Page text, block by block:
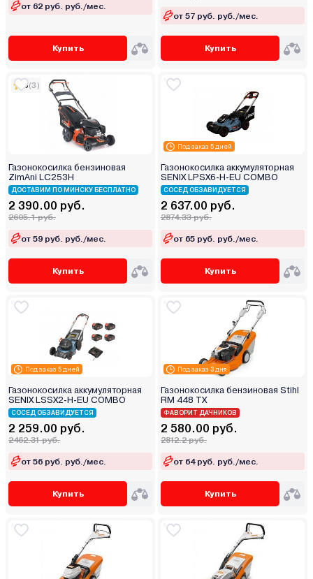
от 62 руб. руб./мес.
Купить
от 57 руб. руб./мес.
Купить
5(3)
Газонокосилка бензиновая
ZimAni LC253H
ДОСТАВИМ ПО МИНСКУ БЕСПЛАТНО
2 390.00 руб.
2605.1 руб.
от 59 руб. руб./мес.
Купить
Под заказ 5 дней
Газонокосилка аккумуляторная
SENIX LPSX6-H-EU COMBO
СОСЕД ОБЗАВИДУЕТСЯ
2 637.00 руб.
2874.33 руб.
от 65 руб. руб./мес.
Купить
Под заказ 5 дней
Газонокосилка аккумуляторная
SENIX LSSX2-H-EU COMBO
СОСЕД ОБЗАВИДУЕТСЯ
2 259.00 руб.
2462.31 руб.
от 56 руб. руб./мес.
Купить
Под заказ 3 дня
Газонокосилка бензиновая Stihl
RM 448 TX
ФАВОРИТ ДАЧНИКОВ
2 580.00 руб.
2812.2 руб.
от 64 руб. руб./мес.
Купить